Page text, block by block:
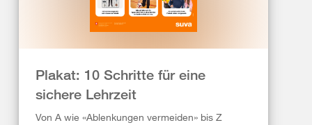
Plakat: 10 Schritte für eine
sichere Lehrzeit
Von A wie «Ablenkungen vermeiden» bis Z